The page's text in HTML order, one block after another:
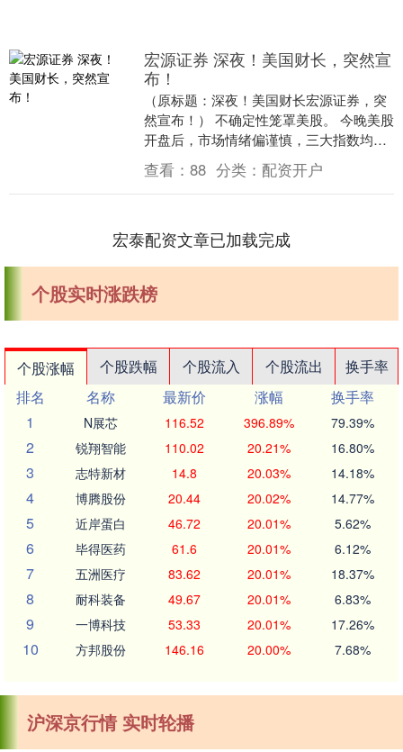
宏源证券 深夜！美国财长，突然宣
布！
（原标题：深夜！美国财长宏源证券，突
然宣布！） 不确定性笼罩美股。 今晚美股
开盘后，市场情绪偏谨慎，三大指数均窄
幅震荡，投资者正等待贸易谈判进展的最
新信号。美国....
查看： 88 分类： 配资开户
宏泰配资文章已加载完成
个股实时涨跌榜
个股涨幅 个股跌幅 个股流入 个股流出
换手率
排名
名称 最新价 涨幅
换手率
1
N展芯 116.52 396.89% 79.39%
2 锐翔智能 110.02 20.21% 16.80%
3 志特新材 14.8 20.03% 14.18%
4 博腾股份 20.44 20.02% 14.77%
5 近岸蛋白 46.72 20.01% 5.62%
6 毕得医药 61.6 20.01% 6.12%
7 五洲医疗 83.62 20.01% 18.37%
8 耐科装备 49.67 20.01% 6.83%
9 一博科技 53.33 20.01% 17.26%
10 方邦股份 146.16 20.00% 7.68%
沪深京行情 实时轮播